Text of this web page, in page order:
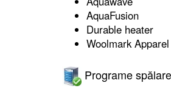
AquaFusion
Durable heater
Woolmark
Programe spălare